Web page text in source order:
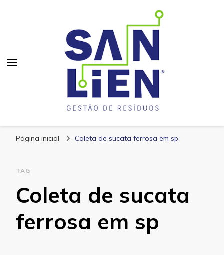
Página inicial Coleta de sucata ferrosa em sp
TAG
Coleta de sucata
ferrosa em sp